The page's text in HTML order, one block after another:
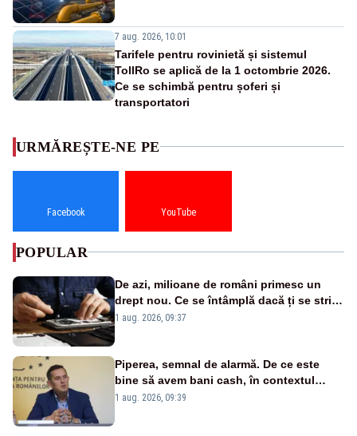
7 aug. 2026, 10:01
Tarifele pentru rovinietă și sistemul
TollRo se aplică de la 1 octombrie 2026.
Ce se schimbă pentru șoferi și
transportatori
URMĂREȘTE-NE PE
Facebook YouTube
POPULAR
De azi, milioane de români primesc un
drept nou. Ce se întâmplă dacă ți se strică
un produs
1 aug. 2026, 09:37
Piperea, semnal de alarmă. De ce este
bine să avem bani cash, în contextul
alertei energetice?
1 aug. 2026, 09:39